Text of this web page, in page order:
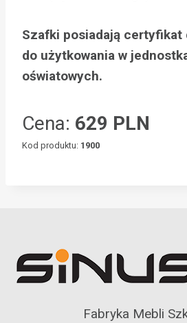
Szafki posiadają
do użytkowania w
oświatowych.
Cena: 629 PLN
Kod produktu: 1900
Fabryka Mebli